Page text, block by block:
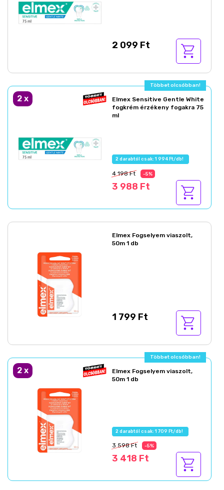
2 099 Ft
Többet olcsóbban!
2 x
Elmex Sensitive Gentle White
fogkrém érzékeny fogakra 75
ml
2 darabtól csak: 1 994 Ft/db!
4 198 Ft -5%
3 988 Ft
Elmex Fogselyem viaszolt,
50m 1 db
1 799 Ft
Többet olcsóbban!
2 x
Elmex Fogselyem viaszolt,
50m 1 db
2 darabtól csak: 1 709 Ft/db!
3 598 Ft -5%
3 418 Ft